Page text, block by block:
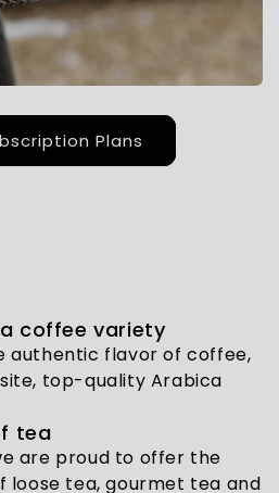
Plans
coffee variety
authentic flavor of coffee,
top-quality Arabica
tea
are proud to offer the
loose tea, gourmet tea and